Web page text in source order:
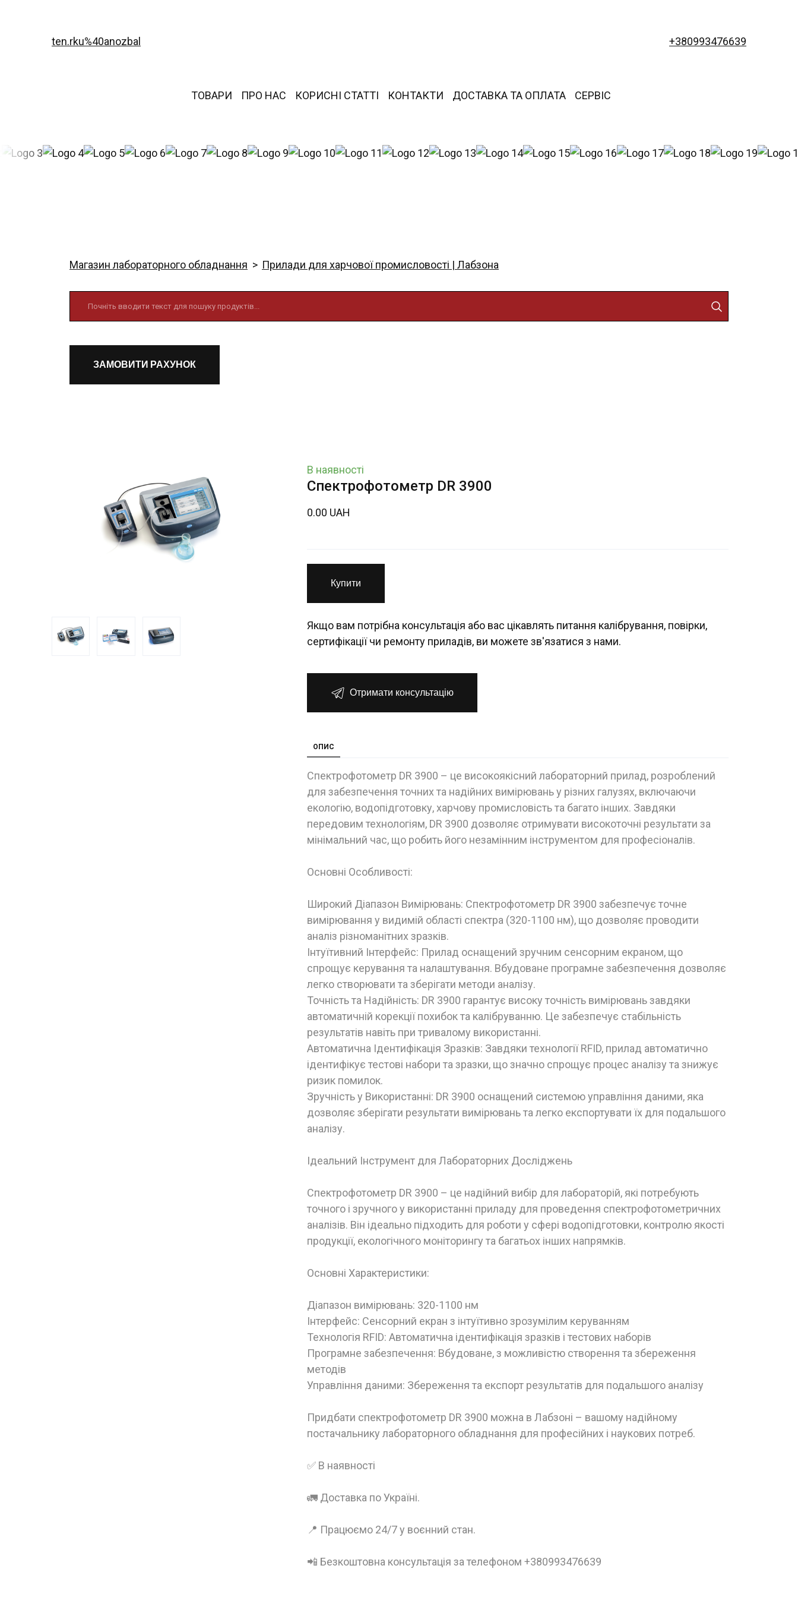
ten.rku%40anozbal +380993476639
ТОВАРИ ПРО НАС КОРИСНІ СТАТТІ КОНТАКТИ ДОСТАВКА ТА ОПЛАТА СЕРВІС
Магазин лабораторного обладнання Прилади для харчової промисловості | Лабзона
ЗАМОВИТИ РАХУНОК
В наявності
Спектрофотометр DR 3900
0.00 UAH
Купити
Якщо вам потрібна консультація або вас цікавлять питання калібрування, повірки,
сертифікації чи ремонту приладів, ви можете зв'язатися з нами.
Отримати консультацію
ОПИС
Спектрофотометр DR 3900 – це високоякісний лабораторний прилад, розроблений
для забезпечення точних та надійних вимірювань у різних галузях, включаючи
екологію, водопідготовку, харчову промисловість та багато інших. Завдяки
передовим технологіям, DR 3900 дозволяє отримувати високоточні результати за
мінімальний час, що робить його незамінним інструментом для професіоналів.
Основні Особливості:
Широкий Діапазон Вимірювань: Спектрофотометр DR 3900 забезпечує точне
вимірювання у видимій області спектра (320-1100 нм), що дозволяє проводити
аналіз різноманітних зразків.
Інтуїтивний Інтерфейс: Прилад оснащений зручним сенсорним екраном, що
спрощує керування та налаштування. Вбудоване програмне забезпечення дозволяє
легко створювати та зберігати методи аналізу.
Точність та Надійність: DR 3900 гарантує високу точність вимірювань завдяки
автоматичній корекції похибок та калібруванню. Це забезпечує стабільність
результатів навіть при тривалому використанні.
Автоматична Ідентифікація Зразків: Завдяки технології RFID, прилад автоматично
ідентифікує тестові набори та зразки, що значно спрощує процес аналізу та знижує
ризик помилок.
Зручність у Використанні: DR 3900 оснащений системою управління даними, яка
дозволяє зберігати результати вимірювань та легко експортувати їх для подальшого
аналізу.
Ідеальний Інструмент для Лабораторних Досліджень
Спектрофотометр DR 3900 – це надійний вибір для лабораторій, які потребують
точного і зручного у використанні приладу для проведення спектрофотометричних
аналізів. Він ідеально підходить для роботи у сфері водопідготовки, контролю якості
продукції, екологічного моніторингу та багатьох інших напрямків.
Основні Характеристики:
Діапазон вимірювань: 320-1100 нм
Інтерфейс: Сенсорний екран з інтуїтивно зрозумілим керуванням
Технологія RFID: Автоматична ідентифікація зразків і тестових наборів
Програмне забезпечення: Вбудоване, з можливістю створення та збереження
методів
Управління даними: Збереження та експорт результатів для подальшого аналізу
Придбати спектрофотометр DR 3900 можна в Лабзоні – вашому надійному
постачальнику лабораторного обладнання для професійних і наукових потреб.
✅ В наявності
🚛 Доставка по Україні.
📍 Працюємо 24/7 у воєнний стан.
📲 Безкоштовна консультація за телефоном +380993476639